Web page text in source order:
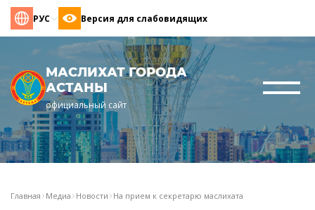
РУС Версия для слабовидящих
МАСЛИХАТ ГОРОДА
АСТАНЫ
официальный сайт
Главная Медиа Новости На прием к секретарю маслихата